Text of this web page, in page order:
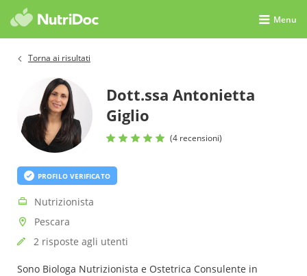
Menu
Torna ai risultati
Dott.ssa Antonietta
Giglio
(4 recensioni)
PROFILO VERIFICATO
Nutrizionista
Pescara
2 risposte agli utenti
Sono Biologa Nutrizionista e Ostetrica Consulente in